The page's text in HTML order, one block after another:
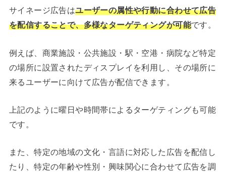
サイネージ広告はユーザーの属性や行動に合わせて広告
を配信することで、多様なターゲティングが可能です。
例えば、商業施設・公共施設・駅・空港・病院など特定
の場所に設置されたディスプレイを利用し、その場所に
来るユーザーに向けて広告が配信できます。
上記のように曜日や時間帯によるターゲティングも可能
です。
また、特定の地域の文化・言語に対応した広告を配信し
たり、特定の年齢や性別・興味関心に合わせて広告を調